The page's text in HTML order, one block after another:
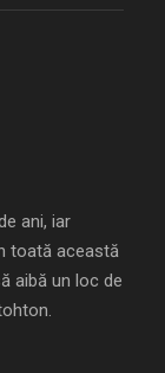
ani, iar
toată această
aibă un loc de